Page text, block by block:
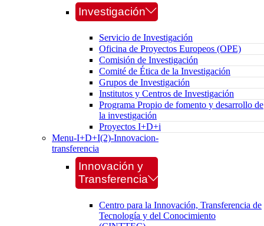
Investigación
Servicio de Investigación
Oficina de Proyectos Europeos (OPE)
Comisión de Investigación
Comité de Ética de la Investigación
Grupos de Investigación
Institutos y Centros de Investigación
Programa Propio de fomento y desarrollo de
la investigación
Proyectos I+D+i
Menu-I+D+I(2)-Innovacion-
transferencia
Innovación y
Transferencia
Centro para la Innovación, Transferencia de
Tecnología y del Conocimiento